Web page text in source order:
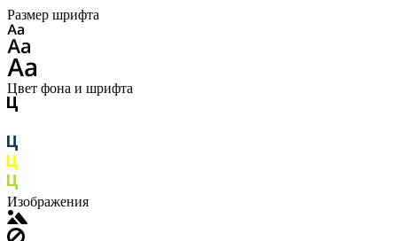
Размер шрифта
Цвет фона и шрифта
Изображения